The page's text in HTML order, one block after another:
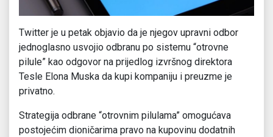
Twitter je u petak objavio da je njegov upravni odbor
jednoglasno usvojio odbranu po sistemu “otrovne
pilule” kao odgovor na prijedlog izvršnog direktora
Tesle Elona Muska da kupi kompaniju i preuzme je
privatno.
Strategija odbrane “otrovnim pilulama” omogućava
postojećim dioničarima pravo na kupovinu dodatnih